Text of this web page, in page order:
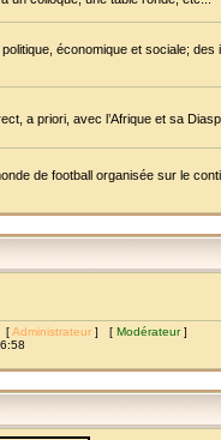
économique et sociale; des
a priori, avec l’Afrique et sa
de football organisée sur le
[Administrateur ] [ Modérateur]